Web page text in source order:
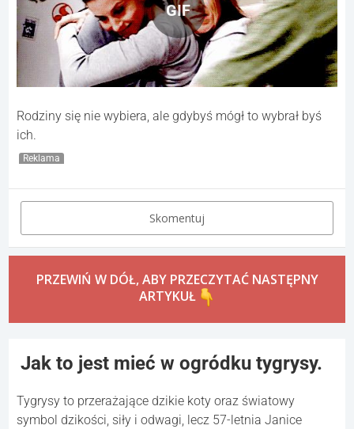
GIF
Rodziny się nie wybiera, ale gdybyś mógł to wybrał byś
ich.
Reklama
Skomentuj
PRZEWIŃ W DÓŁ, ABY PRZECZYTAĆ NASTĘPNY
ARTYKUŁ
Jak to jest mieć w ogródku tygrysy.
Tygrysy to przerażające dzikie koty oraz światowy
symbol dzikości, siły i odwagi, lecz 57-letnia Janice